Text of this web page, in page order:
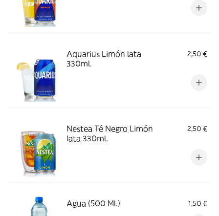
Aquarius Limón lata
330ml.
2,50 €
Nestea Té Negro Limón
lata 330ml.
2,50 €
Agua (500 Ml.) 1,50 €